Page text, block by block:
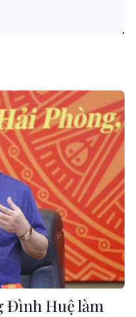
Đình Huệ làm